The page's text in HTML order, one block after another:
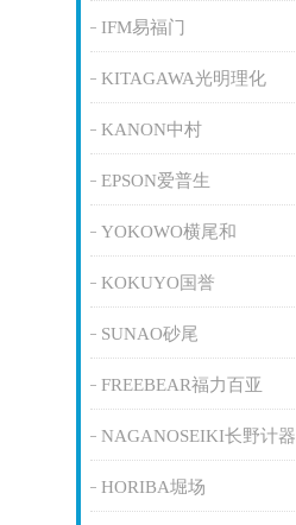
IFM易福门
KITAGAWA光明理化
KANON中村
EPSON爱普生
YOKOWO横尾和
KOKUYO国誉
SUNAO砂尾
FREEBEAR福力百亚
NAGANOSEIKI长野计器
HORIBA堀场